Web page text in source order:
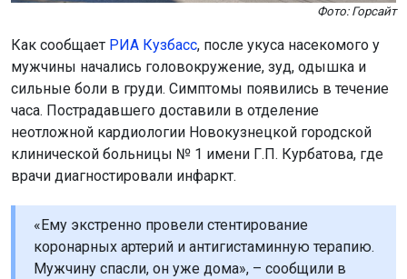
Фото: Горсайт
Как сообщает РИА Кузбасс, после укуса насекомого у
мужчины начались головокружение, зуд, одышка и
сильные боли в груди. Симптомы появились в течение
часа. Пострадавшего доставили в отделение
неотложной кардиологии Новокузнецкой городской
клинической больницы № 1 имени Г.П. Курбатова, где
врачи диагностировали инфаркт.
«Ему экстренно провели стентирование
коронарных артерий и антигистаминную терапию.
Мужчину спасли, он уже дома», – сообщили в